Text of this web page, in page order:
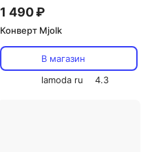
1 490 ₽
Конверт Mjolk
В магазин
lamoda ru
4.3